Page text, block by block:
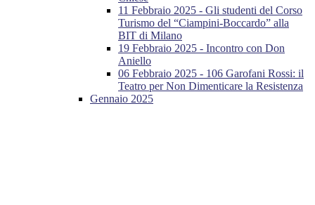
11 Febbraio 2025 - Gli studenti del Corso
Turismo del “Ciampini-Boccardo” alla
BIT di Milano
19 Febbraio 2025 - Incontro con Don
Aniello
06 Febbraio 2025 - 106 Garofani Rossi: il
Teatro per Non Dimenticare la Resistenza
Gennaio 2025